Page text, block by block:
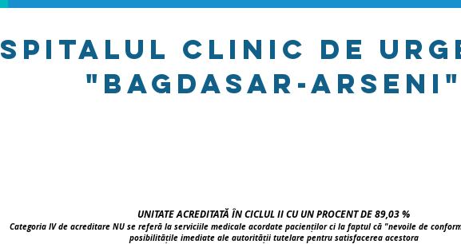
spitalul clinic de
"bagdasar-arseni"
UNITATE ACREDITATĂ ÎN CICLUL II CU UN PROCENT DE 89,03 %
Categoria IV de acreditare NU se referă la serviciile medicale acordate pacienților ci la faptul că "nevoile de
posibilitățile imediate ale autorității tutelare pentru satisfacerea acestora